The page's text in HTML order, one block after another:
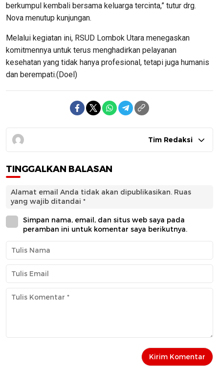
berkumpul kembali bersama keluarga tercinta,” tutur drg.
Nova menutup kunjungan.
Melalui kegiatan ini, RSUD Lombok Utara menegaskan
komitmennya untuk terus menghadirkan pelayanan
kesehatan yang tidak hanya profesional, tetapi juga humanis
dan berempati.(Doel)
Tim Redaksi
TINGGALKAN BALASAN
Alamat email Anda tidak akan dipublikasikan. Ruas
yang wajib ditandai *
Simpan nama, email, dan situs web saya pada
peramban ini untuk komentar saya berikutnya.